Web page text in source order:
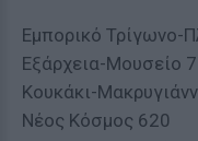
Εμπορικό Τρίγωνο-
Εξάρχεια-Μουσείο
Κουκάκι-
Νέος Κόσμος 620